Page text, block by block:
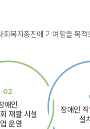
복지종진에 기여함을 목적
02
애인
재활 시설
운영
장애인
설